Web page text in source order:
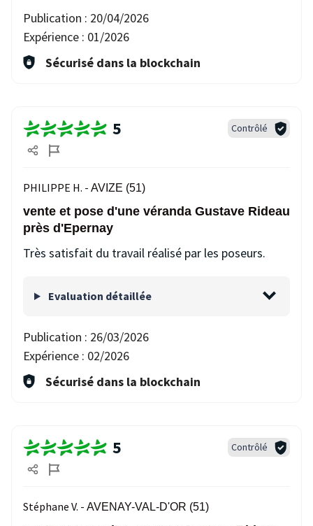
Publication : 20/04/2026
Expérience : 01/2026
Sécurisé dans la blockchain
5 Contrôlé
PHILIPPE H. - AVIZE (51)
vente et pose d'une véranda Gustave Rideau
près d'Epernay
Très satisfait du travail réalisé par les poseurs.
Evaluation détaillée
Publication : 26/03/2026
Expérience : 02/2026
Sécurisé dans la blockchain
5 Contrôlé
Stéphane V. - AVENAY-VAL-D'OR (51)